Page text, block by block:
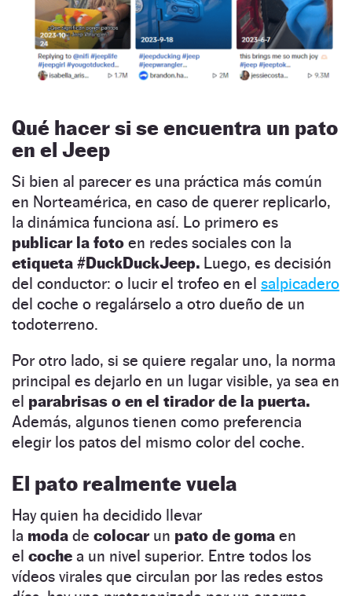
Qué hacer si se encuentra un pato
en el Jeep
Si bien al parecer es una práctica más común
en Norteamérica, en caso de querer replicarlo,
la dinámica funciona así. Lo primero es
publicar la foto en redes sociales con la
etiqueta #DuckDuckJeep. Luego, es decisión
del conductor: o lucir el trofeo en el salpicadero
del coche o regalárselo a otro dueño de un
todoterreno.
Por otro lado, si se quiere regalar uno, la norma
principal es dejarlo en un lugar visible, ya sea en
el parabrisas o en el tirador de la puerta.
Además, algunos tienen como preferencia
elegir los patos del mismo color del coche.
El pato realmente vuela
Hay quien ha decidido llevar
la moda de colocar un pato de goma en
el coche a un nivel superior. Entre todos los
vídeos virales que circulan por las redes estos